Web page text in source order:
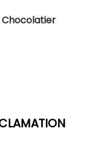
Chocolatier
?